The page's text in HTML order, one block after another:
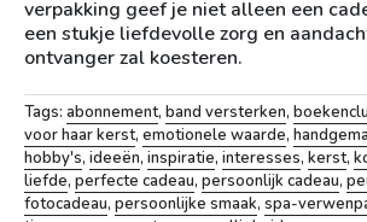
verpakking geef je niet alleen een
een stukje liefdevolle zorg en
ontvanger zal koesteren.
Tags: abonnement, band versterken,
voor haar kerst, emotionele waarde,
hobby's, ideeën, inspiratie, interesses, kerst,
liefde, perfecte cadeau, persoonlijk cadeau,
fotocadeau, persoonlijke smaak, spa-